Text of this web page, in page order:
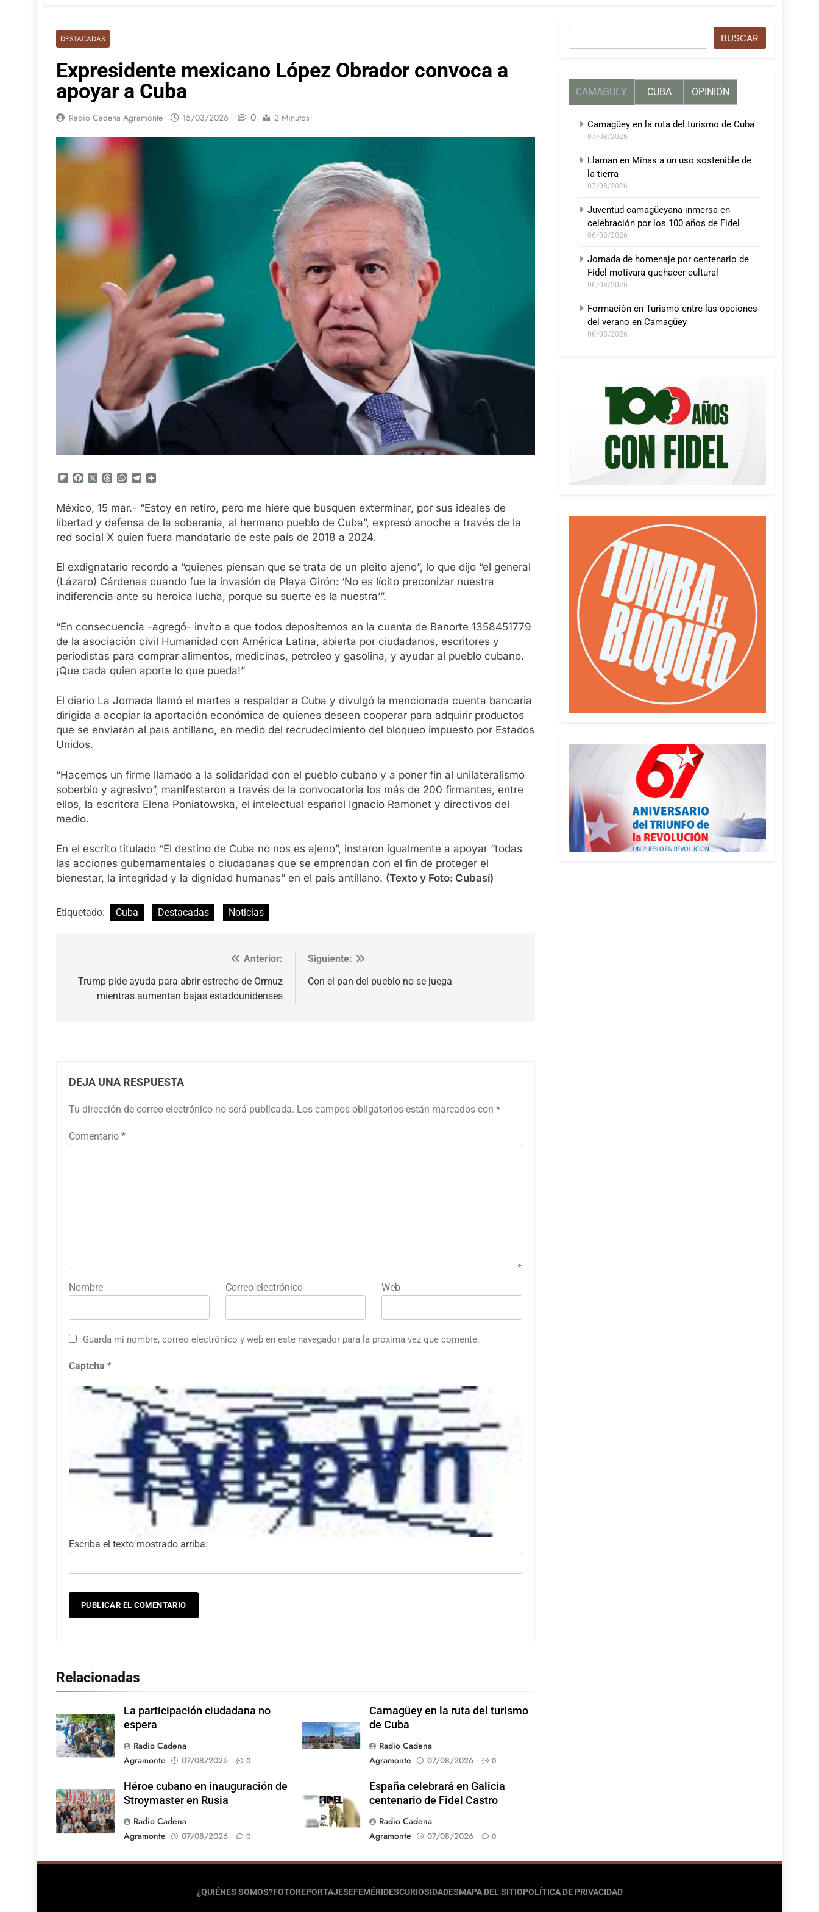
DESTACADAS
Expresidente mexicano López Obrador convoca a
apoyar a Cuba
Radio Cadena Agramonte 15/03/2026 0 2 Minutos
Flipboard
Facebook
X Threads
WhatsApp
Telegram
México, 15 mar.- “Estoy en retiro, pero me hiere que busquen exterminar, por sus ideales de
libertad y defensa de la soberanía, al hermano pueblo de Cuba”, expresó anoche a través de la
red social X quien fuera mandatario de este país de 2018 a 2024.
El exdignatario recordó a “quienes piensan que se trata de un pleito ajeno”, lo que dijo “el general
(Lázaro) Cárdenas cuando fue la invasión de Playa Girón: ‘No es lícito preconizar nuestra
indiferencia ante su heroica lucha, porque su suerte es la nuestra’”.
“En consecuencia -agregó- invito a que todos depositemos en la cuenta de Banorte 1358451779
de la asociación civil Humanidad con América Latina, abierta por ciudadanos, escritores y
periodistas para comprar alimentos, medicinas, petróleo y gasolina, y ayudar al pueblo cubano.
¡Que cada quien aporte lo que pueda!”
El diario La Jornada llamó el martes a respaldar a Cuba y divulgó la mencionada cuenta bancaria
dirigida a acopiar la aportación económica de quienes deseen cooperar para adquirir productos
que se enviarán al país antillano, en medio del recrudecimiento del bloqueo impuesto por Estados
Unidos.
“Hacemos un firme llamado a la solidaridad con el pueblo cubano y a poner fin al unilateralismo
soberbio y agresivo”, manifestaron a través de la convocatoria los más de 200 firmantes, entre
ellos, la escritora Elena Poniatowska, el intelectual español Ignacio Ramonet y directivos del
medio.
En el escrito titulado “El destino de Cuba no nos es ajeno”, instaron igualmente a apoyar “todas
las acciones gubernamentales o ciudadanas que se emprendan con el fin de proteger el
bienestar, la integridad y la dignidad humanas” en el país antillano. (Texto y Foto: Cubasí)
Etiquetado: Cuba Destacadas Noticias
de
Anterior:
Trump pide ayuda para abrir estrecho de Ormuz
mientras aumentan bajas estadounidenses
Siguiente:
Con el pan del pueblo no se juega
DEJA UNA RESPUESTA
Tu dirección de correo electrónico no será publicada. Los campos obligatorios están marcados con *
Comentario *
Nombre Correo electrónico Web
Guarda mi nombre, correo electrónico y web en este navegador para la próxima vez que comente.
Captcha *
Escriba el texto mostrado arriba:
Relacionadas
La participación ciudadana no
espera
Radio Cadena
Agramonte
07/08/2026 0
Camagüey en la ruta del turismo
de Cuba
Radio Cadena
Agramonte
07/08/2026 0
Héroe cubano en inauguración de
Stroymaster en Rusia
Radio Cadena
Agramonte
07/08/2026 0
España celebrará en Galicia
centenario de Fidel Castro
Radio Cadena
Agramonte
07/08/2026 0
BUSCAR
CAMAGUEY CUBA OPINIÓN
Camagüey en la ruta del turismo de Cuba
07/08/2026
Llaman en Minas a un uso sostenible de
la tierra
07/08/2026
Juventud camagüeyana inmersa en
celebración por los 100 años de Fidel
06/08/2026
Jornada de homenaje por centenario de
Fidel motivará quehacer cultural
06/08/2026
Formación en Turismo entre las opciones
del verano en Camagüey
06/08/2026
¿QUIÉNES SOMOS?FOTOREPORTAJESEFEMÉRIDESCURIOSIDADESMAPA DEL SITIOPOLÍTICA DE PRIVACIDAD